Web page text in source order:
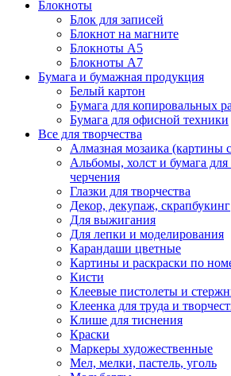
Блокноты
Блок для записей
Блокнот на магните
Блокноты А5
Блокноты А7
Бумага и бумажная продукция
Белый картон
Бумага для копировальных
Бумага для офисной техники
Все для творчества
Алмазная мозаика (картины
Альбомы, холст и бумага для
черчения
Глазки для творчества
Декор, декупаж, скрапбукинг
Для выжигания
Для лепки и моделирования
Карандаши цветные
Картины и раскраски по
Кисти
Клеевые пистолеты и
Клеенка для труда и
Клише для тиснения
Краски
Маркеры художественные
Мел, мелки, пастель, уголь